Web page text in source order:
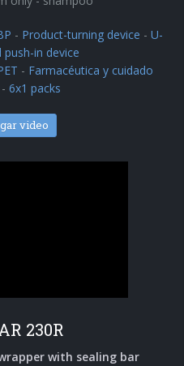
- Product-turning device - U-
push-in device
- Farmacéutica y cuidado
- 6x1 packs
video
230R
with sealing bar